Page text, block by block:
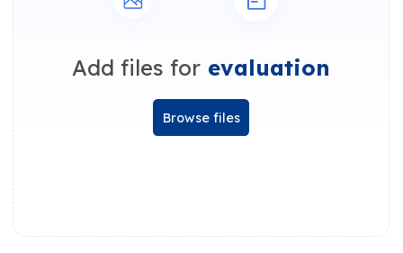
Add files for evaluation
Browse files